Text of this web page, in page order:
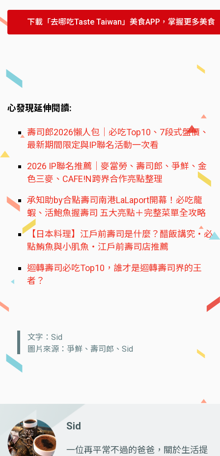
下載「去哪吃Taste Taiwan」美食APP，掌握更多美食
心發現延伸閱讀:
壽司郎2026懶人包｜必吃Top10、7段式盤價、
最新期間限定與IP聯名活動一次看
2026 IP聯名推薦｜麥當勞、壽司郎、爭鮮、金
色三麥、CAFE!N跨界合作亮點整理
承知助by合點壽司南港LaLaport開幕！必吃龍
蝦、活鮑魚握壽司 五大亮點＋完整菜單全攻略
【日本料理】江戶前壽司是什麼？醋飯講究‧必
點鮪魚與小肌魚‧江戶前壽司店推薦
迴轉壽司必吃Top10，誰才是迴轉壽司界的王
者？
文字：Sid
圖片來源：爭鮮、壽司郎、Sid
Sid
一位再平常不過的爸爸，關於生活提